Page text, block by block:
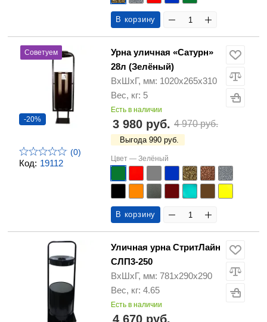
В корзину
Код: 19112
Советуем
-20%
(0)
Урна уличная «Сатурн»
28л (Зелёный)
ВхШхГ, мм: 1020х265х310
Вес, кг: 5
Есть в наличии
3 980 руб. 4 970 руб.
Выгода 990 руб.
Цвет — Зелёный
В корзину
Уличная урна СтритЛайн
СЛП3-250
ВхШхГ, мм: 781х290х290
Вес, кг: 4.65
Есть в наличии
4 670 руб.